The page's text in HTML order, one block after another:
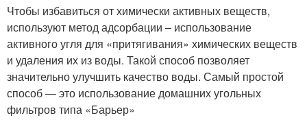
Чтобы избавиться от химически активных веществ,
используют метод адсорбации – использование
активного угля для «притягивания» химических веществ
и удаления их из воды. Такой способ позволяет
значительно улучшить качество воды. Самый простой
способ — это использование домашних угольных
фильтров типа «Барьер»